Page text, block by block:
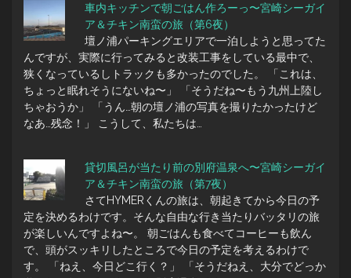
車内キッチンで朝ごはん作ろーっ〜宮崎シーガイ
ア＆チキン南蛮の旅（第6夜）
壇ノ浦パーキングエリアで一泊しようと思ってた
んですが、実際に行ってみると改装工事をしている最中で、
狭くなっているしトラックも多かったのでした。 「これは、
ちょっと眠れそうにないね〜」 「そうだね〜もう九州上陸し
ちゃおうか」 「うん…朝の壇ノ浦の写真を撮りたかったけど
なあ…残念！」 こうして、私たちは…
貸切風呂が当たり前の別府温泉へ〜宮崎シーガイ
ア＆チキン南蛮の旅（第7夜）
さてHYMERくんの旅は、朝起きてから今日の予
定を決めるわけです。そんな自由な行き当たりバッタリの旅
が楽しいんですよね〜。 朝ごはんも食べてコーヒーも飲ん
で、頭がスッキリしたところで今日の予定を考えるわけで
す。 「ねえ、今日どこ行く？」 「そうだねえ、大分でどっか